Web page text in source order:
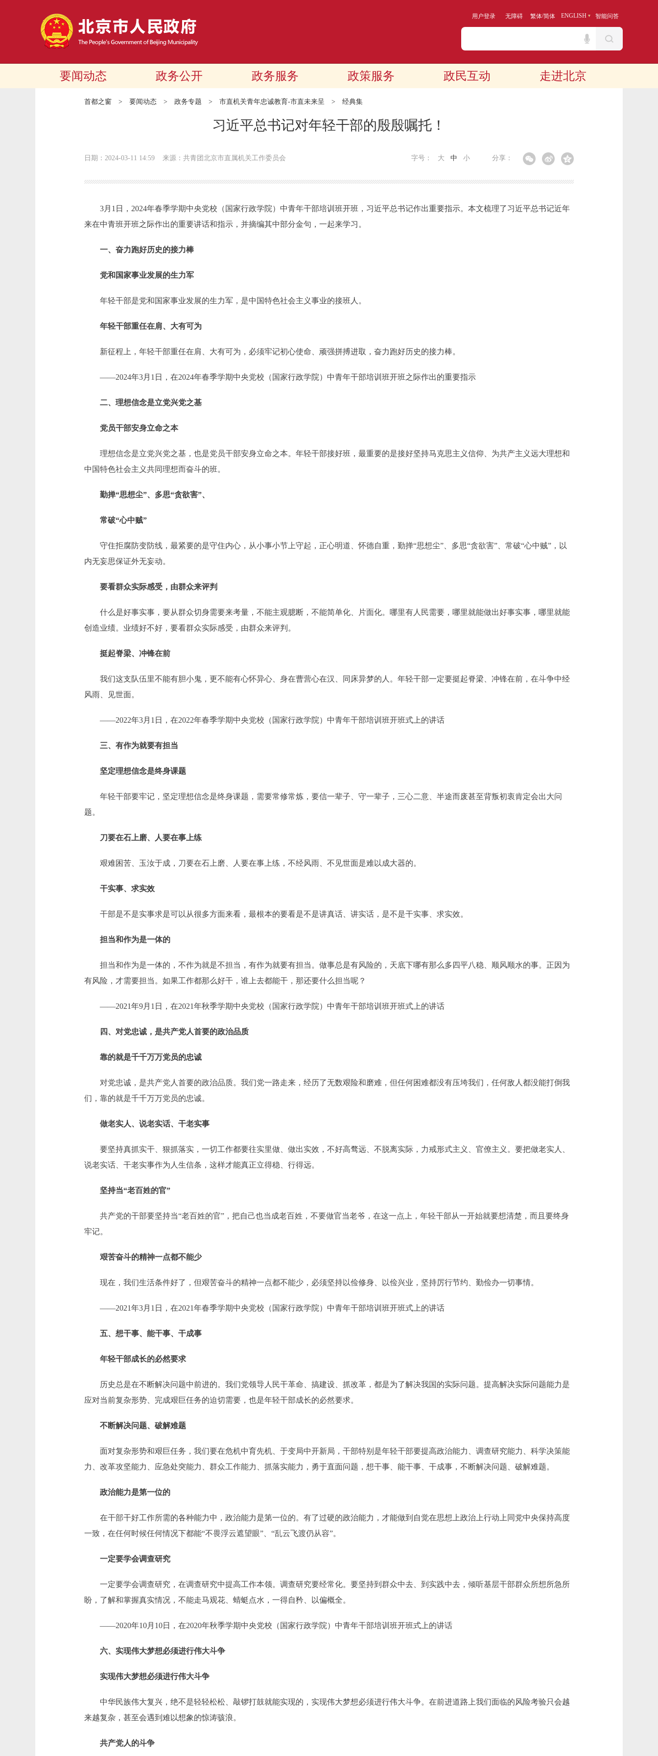
用户登录 无障碍 繁体/简体 ENGLISH 智能问答
要闻动态 政务公开 政务服务 政策服务 政民互动 走进北京
首都之窗 > 要闻动态 > 政务专题 > 市直机关青年忠诚教育-市直未来呈 > 经典集
习近平总书记对年轻干部的殷殷嘱托！
日期：2024-03-11 14:59 来源：共青团北京市直属机关工作委员会 分享：
字号： 大 中 小
3月1日，2024年春季学期中央党校（国家行政学院）中青年干部培训班开班，习近平总书记作出重要指示。本文梳理了习近平总书记近年
来在中青班开班之际作出的重要讲话和指示，并摘编其中部分金句，一起来学习。
一、 奋力跑好历史的接力棒
党和国家事业发展的生力军
年轻干部是党和国家事业发展的生力军，是中国特色社会主义事业的接班人。
年轻干部重任在肩、大有可为
新征程上，年轻干部重任在肩、大有可为，必须牢记初心使命、顽强拼搏进取，奋力跑好历史的接力棒。
——2024年3月1日，在2024年春季学期中央党校（国家行政学院）中青年干部培训班开班之际作出的重要指示
二、理想信念是立党兴党之基
党员干部安身立命之本
理想信念是立党兴党之基，也是党员干部安身立命之本。年轻干部接好班，最重要的是接好坚持马克思主义信仰、为共产主义远大理想和
中国特色社会主义共同理想而奋斗的班。
勤掸“思想尘”、多思“贪欲害”、
常破“心中贼”
守住拒腐防变防线，最紧要的是守住内心，从小事小节上守起，正心明道、怀德自重，勤掸“思想尘”、多思“贪欲害”、常破“心中贼”，以
内无妄思保证外无妄动。
要看群众实际感受，由群众来评判
什么是好事实事，要从群众切身需要来考量，不能主观臆断，不能简单化、片面化。哪里有人民需要，哪里就能做出好事实事，哪里就能
创造业绩。业绩好不好，要看群众实际感受，由群众来评判。
挺起脊梁、冲锋在前
我们这支队伍里不能有胆小鬼，更不能有心怀异心、身在曹营心在汉、同床异梦的人。年轻干部一定要挺起脊梁、冲锋在前，在斗争中经
风雨、见世面。
——2022年3月1日，在2022年春季学期中央党校（国家行政学院）中青年干部培训班开班式上的讲话
三、有作为就要有担当
坚定理想信念是终身课题
年轻干部要牢记，坚定理想信念是终身课题，需要常修常炼，要信一辈子、守一辈子，三心二意、半途而废甚至背叛初衷肯定会出大问
题。
刀要在石上磨、人要在事上练
艰难困苦、玉汝于成，刀要在石上磨、人要在事上练，不经风雨、不见世面是难以成大器的。
干实事、求实效
干部是不是实事求是可以从很多方面来看，最根本的要看是不是讲真话、讲实话，是不是干实事、求实效。
担当和作为是一体的
担当和作为是一体的，不作为就是不担当，有作为就要有担当。做事总是有风险的，天底下哪有那么多四平八稳、顺风顺水的事。正因为
有风险，才需要担当。如果工作都那么好干，谁上去都能干，那还要什么担当呢？
——2021年9月1日，在2021年秋季学期中央党校（国家行政学院）中青年干部培训班开班式上的讲话
四、对党忠诚，是共产党人首要的政治品质
靠的就是千千万万党员的忠诚
对党忠诚，是共产党人首要的政治品质。我们党一路走来，经历了无数艰险和磨难，但任何困难都没有压垮我们，任何敌人都没能打倒我
们，靠的就是千千万万党员的忠诚。
做老实人、说老实话、干老实事
要坚持真抓实干、狠抓落实，一切工作都要往实里做、做出实效，不好高骛远、不脱离实际，力戒形式主义、官僚主义。要把做老实人、
说老实话、干老实事作为人生信条，这样才能真正立得稳、行得远。
坚持当“老百姓的官”
共产党的干部要坚持当“老百姓的官”，把自己也当成老百姓，不要做官当老爷，在这一点上，年轻干部从一开始就要想清楚，而且要终身
牢记。
艰苦奋斗的精神一点都不能少
现在，我们生活条件好了，但艰苦奋斗的精神一点都不能少，必须坚持以俭修身、以俭兴业，坚持厉行节约、勤俭办一切事情。
——2021年3月1日，在2021年春季学期中央党校（国家行政学院）中青年干部培训班开班式上的讲话
五、想干事、能干事、干成事
年轻干部成长的必然要求
历史总是在不断解决问题中前进的。我们党领导人民干革命、搞建设、抓改革，都是为了解决我国的实际问题。提高解决实际问题能力是
应对当前复杂形势、完成艰巨任务的迫切需要，也是年轻干部成长的必然要求。
不断解决问题、破解难题
面对复杂形势和艰巨任务，我们要在危机中育先机、于变局中开新局，干部特别是年轻干部要提高政治能力、调查研究能力、科学决策能
力、改革攻坚能力、应急处突能力、群众工作能力、抓落实能力，勇于直面问题，想干事、能干事、干成事，不断解决问题、破解难题。
政治能力是第一位的
在干部干好工作所需的各种能力中，政治能力是第一位的。有了过硬的政治能力，才能做到自觉在思想上政治上行动上同党中央保持高度
一致，在任何时候任何情况下都能“不畏浮云遮望眼”、“乱云飞渡仍从容”。
一定要学会调查研究
一定要学会调查研究，在调查研究中提高工作本领。调查研究要经常化。要坚持到群众中去、到实践中去，倾听基层干部群众所想所急所
盼，了解和掌握真实情况，不能走马观花、蜻蜓点水，一得自矜、以偏概全。
——2020年10月10日，在2020年秋季学期中央党校（国家行政学院）中青年干部培训班开班式上的讲话
六、实现伟大梦想必须进行伟大斗争
实现伟大梦想必须进行伟大斗争
中华民族伟大复兴，绝不是轻轻松松、敲锣打鼓就能实现的，实现伟大梦想必须进行伟大斗争。在前进道路上我们面临的风险考验只会越
来越复杂，甚至会遇到难以想象的惊涛骇浪。
共产党人的斗争